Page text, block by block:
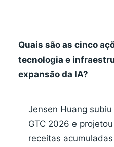
Quais são as cinco
tecnologia e
expansão da IA?
Jensen Huang
GTC 2026 e
receitas